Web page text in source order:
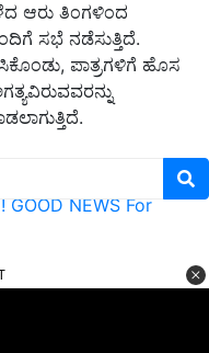
ಆರು ತಿಂಗಳಿಂದ
ಸಭೆ ನಡೆಸುತ್ತಿದೆ.
ಪಾತ್ರಗಳಿಗೆ ಹೊಸ
GOOD NEWS For